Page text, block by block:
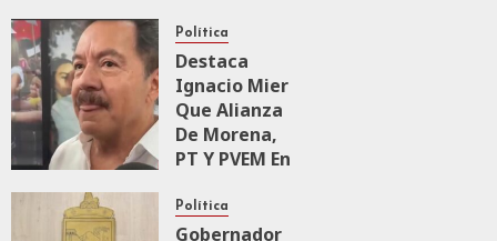
Política
Destaca
Ignacio Mier
Que Alianza
De Morena,
PT Y PVEM En
Firme
Política
Gobernador